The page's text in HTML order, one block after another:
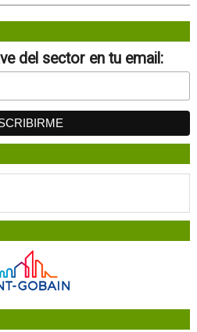
del sector en tu email: